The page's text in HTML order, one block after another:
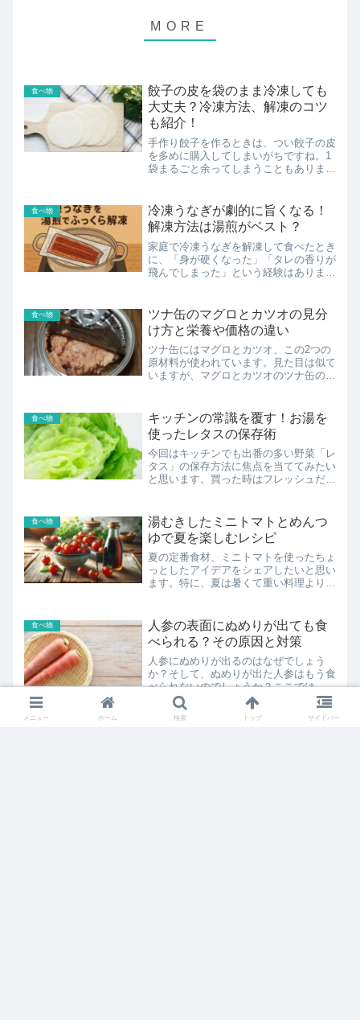
食べ物
餃子の皮を袋のまま冷凍しても
大丈夫？冷凍方法、解凍のコツ
も紹介！
手作り餃子を作るときは、つい餃子の皮
を多めに購入してしまいがちですね。1
袋まるごと余ってしまうこともあります
ることができるんです。今回は、餃子の
皮を袋のまま冷凍保存する...
食べ物
冷凍うなぎが劇的に旨くなる！
解凍方法は湯煎がベスト？
家庭で冷凍うなぎを解凍して食べたとき
に、「身が硬くなった」「タレの香りが
飛んでしまった」という経験はありませ
らジューシーなうなぎを味わえます。そ
の秘密が“湯煎解凍”です...
食べ物
ツナ缶のマグロとカツオの見分
け方と栄養や価格の違い
ツナ缶にはマグロとカツオ、この2つの
原材料が使われています。見た目は似て
いますが、マグロとカツオのツナ缶の違
版の見分け方や特徴、使い方、栄養の違
いについて解説していきます。
食べ物
キッチンの常識を覆す！お湯を
使ったレタスの保存術
今回はキッチンでも出番の多い野菜「レ
タス」の保存方法に焦点を当ててみたい
と思います。買った時はフレッシュだっ
スの保存が難しい一番の理由は、そのデ
リケートな構造にあります...
食べ物
湯むきしたミニトマトとめんつ
ゆで夏を楽しむレシピ
夏の定番食材、ミニトマトを使ったちょ
っとしたアイデアをシェアしたいと思い
ます。特に、夏は暑くて重い料理より
めんつゆを使ったミニトマトのアレンジ
レシピです。この記事では、誰でも簡単
にできるミニトマトの湯むき方法から始
めて、めんつゆを使ったちょっとしたア
レンジレシピまでをご紹介します。
食べ物
人参の表面にぬめりが出ても食
べられる？その原因と対策
人参にぬめりが出るのはなぜでしょう
か？そして、ぬめりが出た人参はもう食
べられないのでしょうか？ここでは、人
参のぬめりの原因と対処法、さらには長
期保存のコツについて詳しくご紹介しま
メニュー ホーム 検索 トップ サイドバー